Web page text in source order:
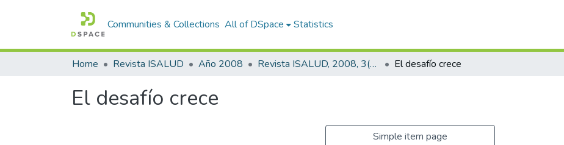
Communities & Collections All of DSpace Statistics
Home Revista ISALUD Año 2008 Revista ISALUD, 2008, 3(11) El desafío crece
El desafío crece
Simple item page